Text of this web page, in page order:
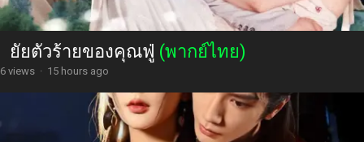
ยัยตัวร้ายของคุณฟู่ (พากย์ไทย)
6 views · 15 hours ago